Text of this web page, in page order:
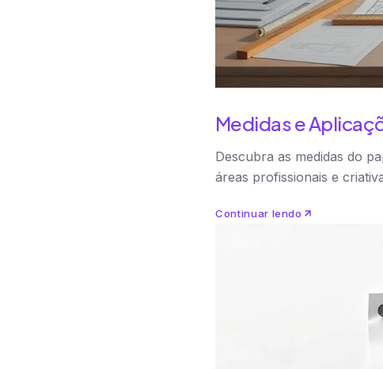
Medidas e
Descubra as medidas do
áreas profissionais e
Continuar lendo